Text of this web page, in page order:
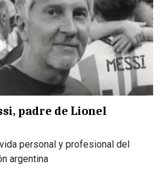
padre de Lionel
personal y profesional del
argentina